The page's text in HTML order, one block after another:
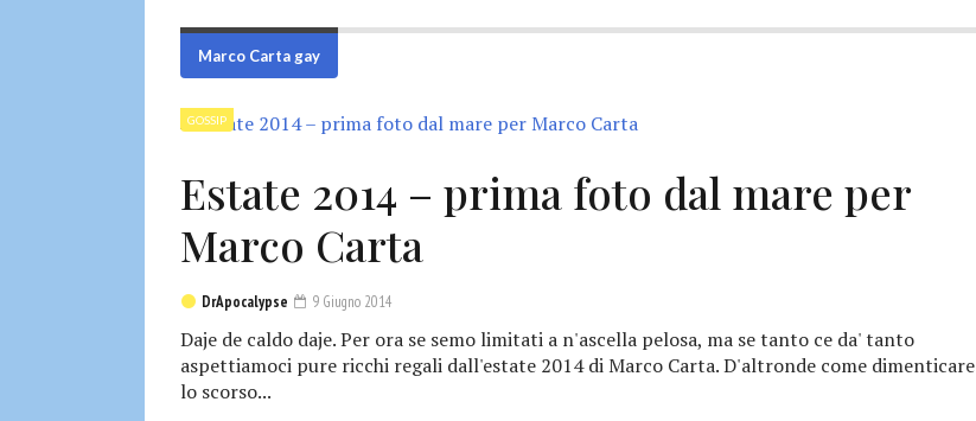
Marco Carta gay
GOSSIP
Estate 2014 – prima foto dal mare per
Marco Carta
DrApocalypse 9 Giugno 2014
Daje de caldo daje. Per ora se semo limitati a n'ascella pelosa, ma se tanto ce da' tanto
aspettiamoci pure ricchi regali dall'estate 2014 di Marco Carta. D'altronde come dimenticare
lo scorso...